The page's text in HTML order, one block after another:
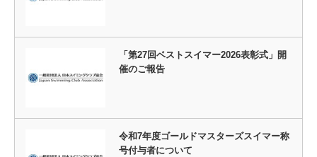
「第27回ベストスイマー2026表彰式」開
催のご報告
令和7年度ゴールドマスターズスイマー称
号付与者について